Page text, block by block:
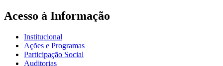
Acesso à Informação
Institucional
Ações e Programas
Participação Social
Auditorias